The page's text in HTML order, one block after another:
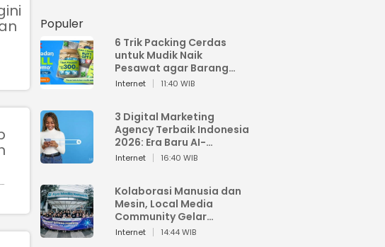
Populer
6 Trik Packing Cerdas
untuk Mudik Naik
Pesawat agar Barang
Tidak Over Bagasi
Internet 11:40 WIB
3 Digital Marketing
Agency Terbaik Indonesia
2026: Era Baru AI-
Powered Marketing
Internet 16:40 WIB
Kolaborasi Manusia dan
Mesin, Local Media
Community Gelar
Workshop Google AI
Internet 14:44 WIB